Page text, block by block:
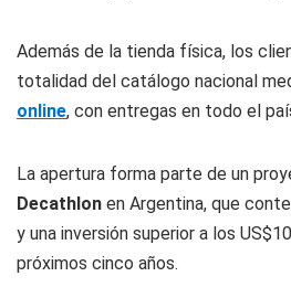
Además de la tienda física, los
totalidad del catálogo nacional
online, con entregas en todo el
La apertura forma parte de un
Decathlon en Argentina, que
y una inversión superior a los
próximos cinco años.